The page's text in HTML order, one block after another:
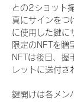
との2ショット
真にサインをつ
に使用した鍵に
限定のNFTを贈
NFTは後日、握
レットに送付さ
鍵開けは各メン